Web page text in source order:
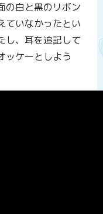
の白と黒のリボン
ていなかったとい
し、耳を追記して
ッケーとしよう